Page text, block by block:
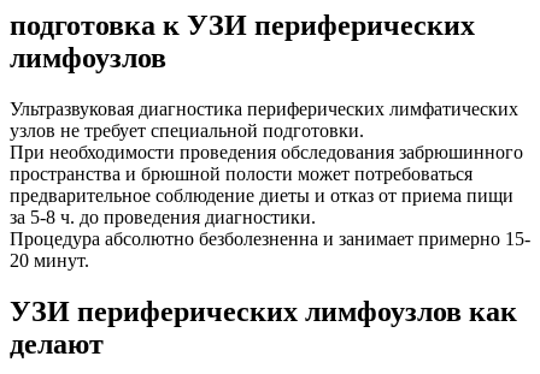
подготовка к УЗИ периферических
лимфоузлов
Ультразвуковая диагностика периферических лимфатических
узлов не требует специальной подготовки.
При необходимости проведения обследования забрюшинного
пространства и брюшной полости может потребоваться
предварительное соблюдение диеты и отказ от приема пищи
за 5-8 ч. до проведения диагностики.
Процедура абсолютно безболезненна и занимает примерно 15-
20 минут.
УЗИ периферических лимфоузлов как
делают